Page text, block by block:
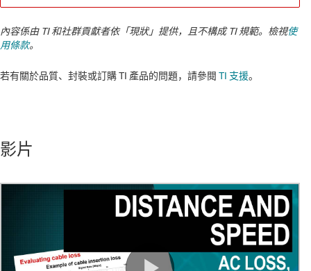
內容係由 TI 和社群貢獻者依「現狀」提供，且不構成 TI 規範。檢視使
用條款。
若有關於品質、封裝或訂購 TI 產品的問題，請參閱 TI 支援。​​​​​​​​​​​​​​
影片